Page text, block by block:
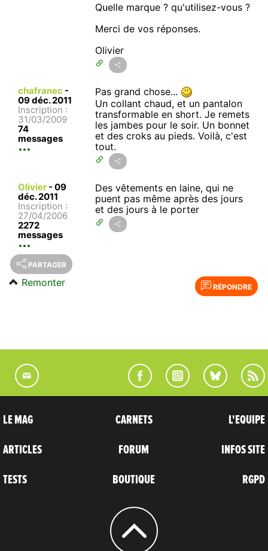
Quelle marque ? qu'utilisez-vous ?
Merci de vos réponses.
Olivier
chafranec -
09 déc. 2011
Inscription :
31/03/2009
74
messages
Pas grand chose...
Un collant chaud, et un pantalon
transformable en short. Je remets
les jambes pour le soir. Un bonnet
et des croks au pieds. Voilà, c'est
tout.
Olivier - 09
déc. 2011
Inscription :
27/04/2006
2272
messages
Des vêtements en laine, qui ne
puent pas même après des jours
et des jours à le porter
PARTAGER
RÉPONDRE
Remonter
LE MAG
ARTICLES
TESTS
CARNETS
FORUM
BOUTIQUE
L'EQUIPE
INFOS SITE
RGPD